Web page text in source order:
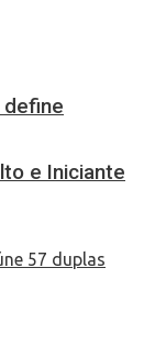
define
e Iniciante